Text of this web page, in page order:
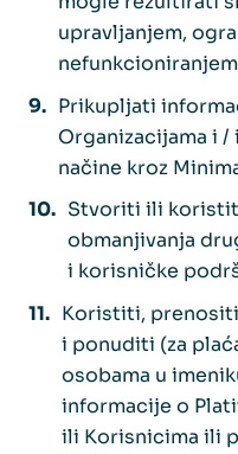
upravljanjem,
Prikupljati
Organizacijama i
načine kroz
Stvoriti ili
obmanjivanja
i korisničke
Koristiti,
i ponuditi (za
osobama u
informacije o
ili Korisnicima ili